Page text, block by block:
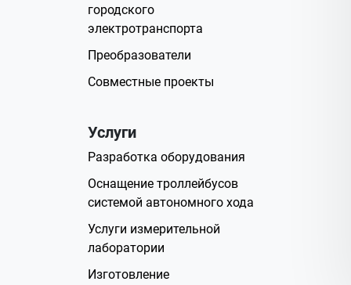
городского
электротранспорта
Преобразователи
Совместные проекты
Услуги
Разработка оборудования
Оснащение троллейбусов
системой автономного хода
Услуги измерительной
лаборатории
Изготовление